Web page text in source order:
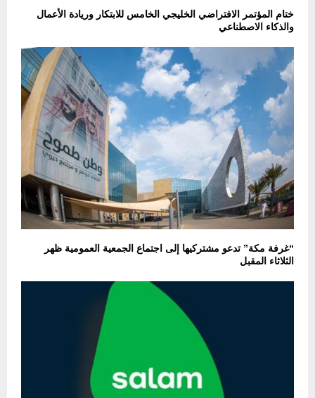
ختام المؤتمر الافتراضي الخليجي الخامس للابتكار وريادة الأعمال
والذكاء الاصطناعي
“غرفة مكة” تدعو مشتركيها إلى اجتماع الجمعية العمومية ظهر
الثلاثاء المقبل